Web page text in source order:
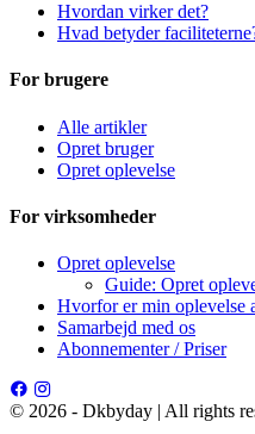
Hvordan virker det?
Hvad betyder
For brugere
Alle artikler
Opret bruger
Opret oplevelse
For virksomheder
Opret oplevelse
Guide: Opret
Hvorfor er min oplevelse
Samarbejd med os
Abonnementer / Priser
© 2026 - Dkbyday | All rights